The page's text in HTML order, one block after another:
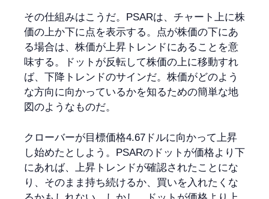
その仕組みはこうだ。PSARは、チャート上に株
価の上か下に点を表示する。点が株価の下にあ
る場合は、株価が上昇トレンドにあることを意
味する。ドットが反転して株価の上に移動すれ
ば、下降トレンドのサインだ。株価がどのよう
な方向に向かっているかを知るための簡単な地
図のようなものだ。
クローバーが目標価格4.67ドルに向かって上昇
し始めたとしよう。PSARのドットが価格より下
にあれば、上昇トレンドが確認されたことにな
り、そのまま持ち続けるか、買いを入れたくな